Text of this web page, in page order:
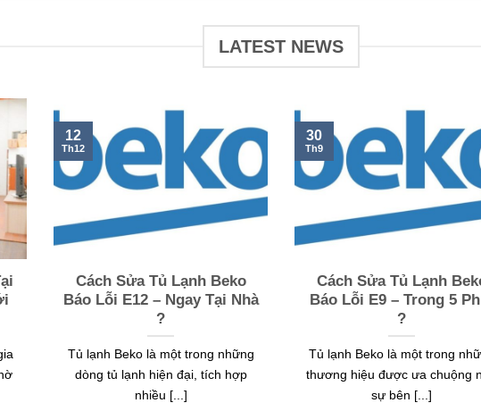
LATEST NEWS
Cách Sửa Tủ Lạnh Beko
Báo Lỗi E12 – Ngay Tại Nhà
?
Tủ lạnh Beko là một trong những
dòng tủ lạnh hiện đại, tích hợp
nhiều [...]
12
Th12
Cách Sửa Tủ Lạnh
Báo Lỗi E9 – Trong 5
?
Tủ lạnh Beko là một trong
thương hiệu được ưa chuộng
sự bên [...]
30
Th9